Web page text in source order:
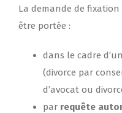
La demande de
être portée :
dans le cadre
(divorce par
d’avocat ou
par requête